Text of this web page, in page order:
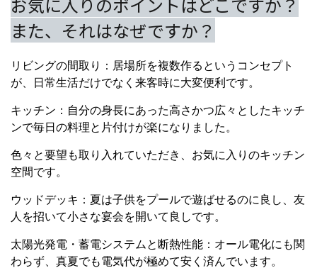
また、それはなぜですか？
リビングの間取り：居場所を複数作るというコンセプト
が、日常生活だけでなく来客時に大変便利です。
キッチン：自分の身長にあった高さかつ広々としたキッチ
ンで毎日の料理と片付けが楽になりました。
色々と要望も取り入れていただき、お気に入りのキッチン
空間です。
ウッドデッキ：夏は子供をプールで遊ばせるのに良し、友
人を招いて小さな宴会を開いて良しです。
太陽光発電・蓄電システムと断熱性能：オール電化にも関
わらず、真夏でも電気代が極めて安く済んでいます。